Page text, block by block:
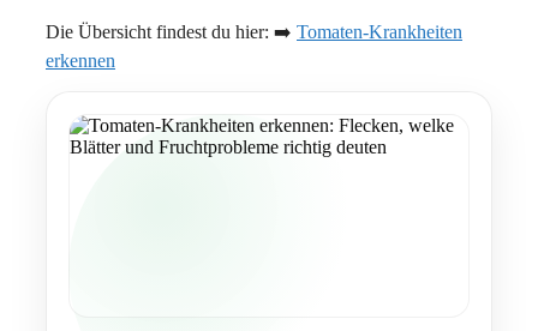
Die Übersicht findest du hier: ➡️ Tomaten-Krankheiten
erkennen